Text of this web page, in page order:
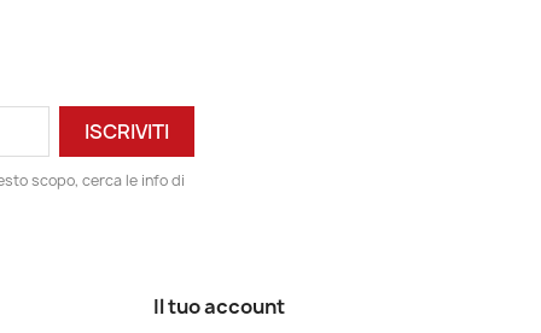
scopo, cerca le info di
Il tuo account